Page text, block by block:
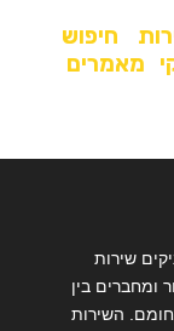
חיפוש
מאמרים
שירות
ומחברים בין
השירות